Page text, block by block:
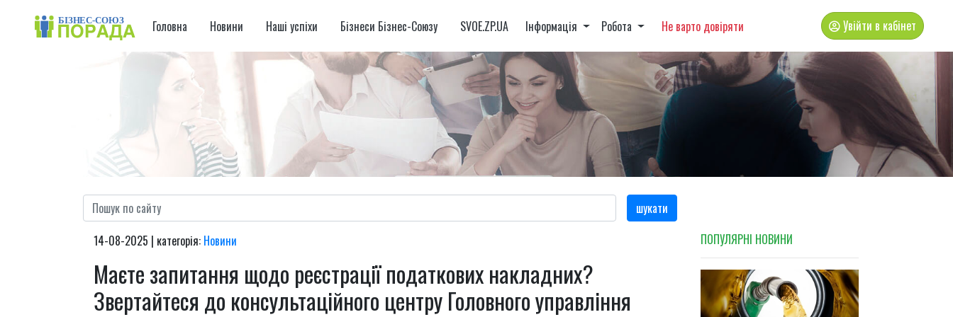
Головна Новини Наші успіхи Бізнеси Бізнес-Союзу SVOE.ZP.UA Інформація Робота Не варто довіряти Увійти в кабінет
шукати
14-08-2025 | категорія: Новини
Маєте запитання щодо реєстрації податкових накладних?
Звертайтеся до консультаційного центру Головного управління
ПОПУЛЯРНI НОВИНИ